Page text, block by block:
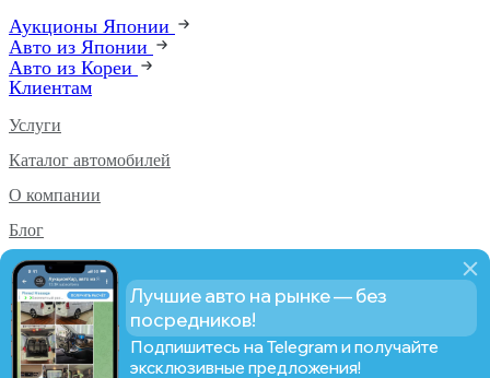
Аукционы Японии
Авто из Японии
Авто из Кореи
Клиентам
Услуги
Каталог автомобилей
О компании
Блог
Аукционы PRO
Статистика PROЛучшие авто на рынке — без
посредников!
Подпишитесь на Telegram и получайте
эксклюзивные предложения!